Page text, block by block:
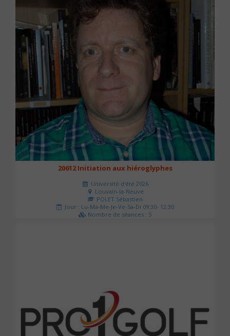
20612 Initiation aux hiéroglyphes
Université d'été 2026
Louvain-la-Neuve
POLET Sébastien
Jour : Lu-Ma-Me-Je-Ve-Sa-Di 09:30- 12:30
Nombre de séances : 5